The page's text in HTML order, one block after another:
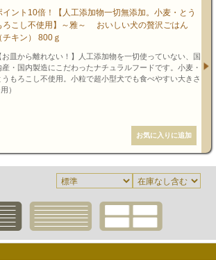
イント10倍！【人工添加物一切無添加。小麦・とう
ろこし不使用】～雅～ おいしい犬の贅沢ごはん
（チキン） 800ｇ
お皿から離れない！】人工添加物を一切使っていない、国
産・国内製造にこだわったナチュラルフードです。小麦・
うもろこし不使用。小粒で超小型犬でも食べやすい大きさ
）